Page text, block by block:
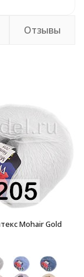
Отзывы
Mohair Gold